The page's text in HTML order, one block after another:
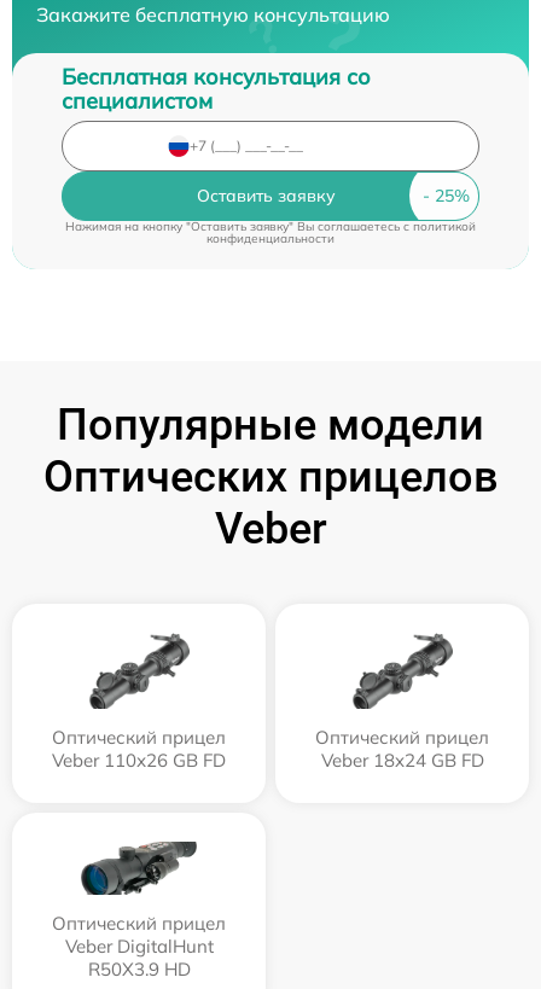
Закажите бесплатную консультацию
Бесплатная консультация со
специалистом
Оставить заявку
Нажимая на кнопку "Оставить заявку" Вы соглашаетесь cполитикой
конфиденциальности
Популярные модели
Оптических прицелов
Veber
Оптический прицел
Veber 110х26 GB FD
Оптический прицел
Veber 18x24 GB FD
Оптический прицел
Veber DigitalHunt
R50X3.9 HD